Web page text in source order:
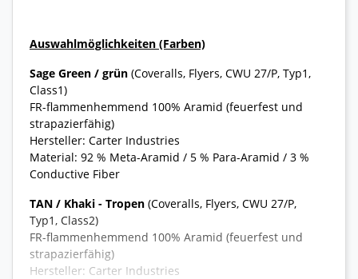
Auswahlmöglichkeiten (Farben)
Sage Green / grün (Coveralls, Flyers, CWU 27/P, Typ1,
Class1)
FR-flammenhemmend 100% Aramid (feuerfest und
strapazierfähig)
Hersteller: Carter Industries
Material: 92 % Meta-Aramid / 5 % Para-Aramid / 3 %
Conductive Fiber
TAN / Khaki - Tropen (Coveralls, Flyers, CWU 27/P,
Typ1, Class2)
FR-flammenhemmend 100% Aramid (feuerfest und
strapazierfähig)
Hersteller: Carter Industries